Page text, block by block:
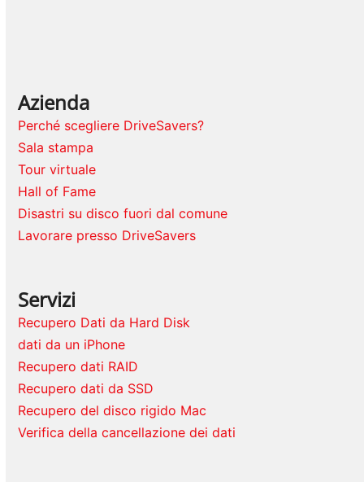
Azienda
Perché scegliere DriveSavers?
Sala stampa
Tour virtuale
Hall of Fame
Disastri su disco fuori dal comune
Lavorare presso DriveSavers
Servizi
Recupero Dati da Hard Disk
dati da un iPhone
Recupero dati RAID
Recupero dati da SSD
Recupero del disco rigido Mac
Verifica della cancellazione dei dati